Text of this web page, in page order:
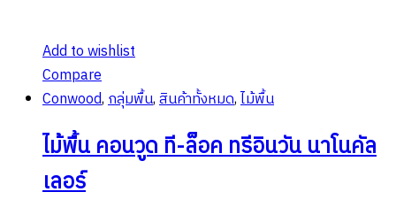
Add to wishlist
Compare
Conwood,กลุ่มพื้น,สินค้าทั้งหมด,ไม้พื้น
ไม้พื้น คอนวูด ที-ล็อค ทรีอินวัน นาโนคัล
เลอร์